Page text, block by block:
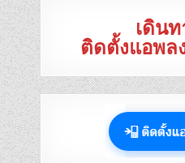
เดิน
ติดตั้งแอพล